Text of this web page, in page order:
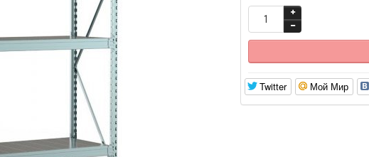
Twitter Мой Мир